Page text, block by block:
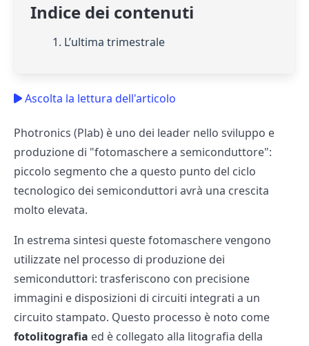
Indice dei contenuti
1. L’ultima trimestrale
Ascolta la lettura dell'articolo
Photronics (Plab) è uno dei leader nello sviluppo e
produzione di "fotomaschere a semiconduttore":
piccolo segmento che a questo punto del ciclo
tecnologico dei semiconduttori avrà una crescita
molto elevata.
In estrema sintesi queste fotomaschere vengono
utilizzate nel processo di produzione dei
semiconduttori: trasferiscono con precisione
immagini e disposizioni di circuiti integrati a un
circuito stampato. Questo processo è noto come
fotolitografia ed è collegato alla litografia della